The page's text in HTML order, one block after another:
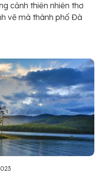
cảnh thiên nhiên thơ
vẽ mà thành phố Đà